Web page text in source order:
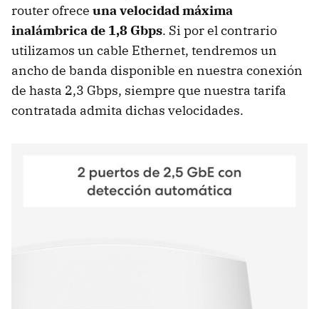
router ofrece una velocidad máxima
inalámbrica de 1,8 Gbps. Si por el contrario
utilizamos un cable Ethernet, tendremos un
ancho de banda disponible en nuestra conexión
de hasta 2,3 Gbps, siempre que nuestra tarifa
contratada admita dichas velocidades.